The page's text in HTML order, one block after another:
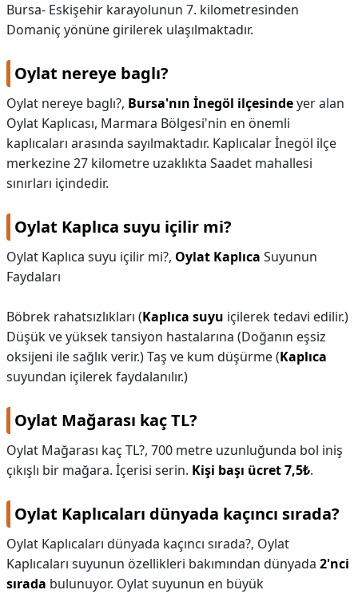
Bursa- Eskişehir karayolunun 7. kilometresinden
Domaniç yönüne girilerek ulaşılmaktadır.
Oylat nereye baglı?
Oylat nereye baglı?, Bursa'nın İnegöl ilçesindeyer alan
Oylat Kaplıcası, Marmara Bölgesi'nin en önemli
kaplıcaları arasında sayılmaktadır. Kaplıcalar İnegöl ilçe
merkezine 27 kilometre uzaklıkta Saadet mahallesi
sınırları içindedir.
Oylat Kaplıca suyu içilir mi?
Oylat Kaplıca suyu içilir mi?, Oylat Kaplıca Suyunun
Faydaları
Böbrek rahatsızlıkları (Kaplıca suyu içilerek tedavi edilir.)
Düşük ve yüksek tansiyon hastalarına (Doğanın eşsiz
oksijeni ile sağlık verir.) Taş ve kum düşürme (Kaplıca
suyundan içilerek faydalanılır.)
Oylat Mağarası kaç TL?
Oylat Mağarası kaç TL?, 700 metre uzunluğunda bol iniş
çıkışlı bir mağara. İçerisi serin. Kişi başı ücret 7,5₺.
Oylat Kaplıcaları dünyada kaçıncı sırada?
Oylat Kaplıcaları dünyada kaçıncı sırada?, Oylat
Kaplıcaları suyunun özellikleri bakımından dünyada 2'nci
sırada bulunuyor. Oylat suyunun en büyük